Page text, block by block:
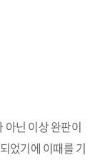
아닌 이상 완판이
었기에 이때를 기